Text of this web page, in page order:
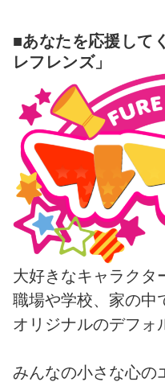
■あなたを応援して
レフレンズ」
大好きなキャラクタ
職場や学校、家の中
オリジナルのデフォ
みんなの小さな心の